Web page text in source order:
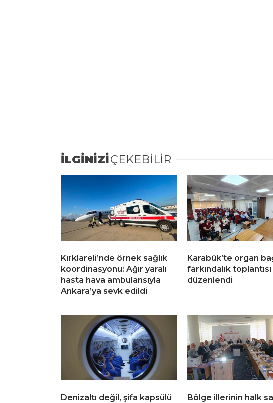
İLGİNİZİÇEKEBİLİR
Kırklareli’nde örnek sağlık
koordinasyonu: Ağır yaralı
hasta hava ambulansıyla
Ankara’ya sevk edildi
Karabük’te organ
farkındalık toplantısı
düzenlendi
Denizaltı değil, şifa kapsülü
Bölge illerinin halk